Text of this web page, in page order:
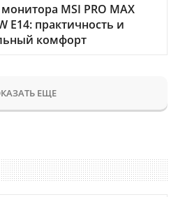
MSI PRO MAX
E14: практичность и
комфорт
ЕЩЕ